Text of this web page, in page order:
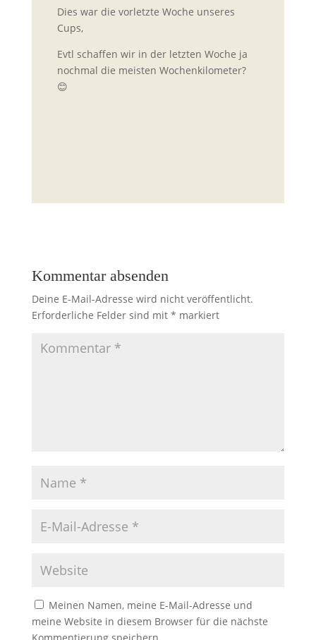
Dies war die vorletzte Woche unseres
Cups,
Evtl schaffen wir in der letzten Woche ja
nochmal die meisten Wochenkilometer?
😊
Kommentar absenden
Deine E-Mail-Adresse wird nicht veröffentlicht.
Erforderliche Felder sind mit * markiert
Meinen Namen, meine E-Mail-Adresse und
meine Website in diesem Browser für die nächste